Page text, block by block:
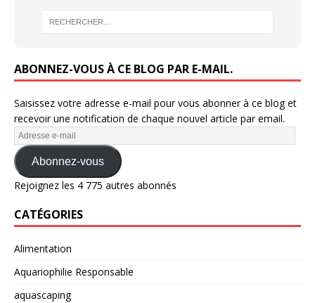
ABONNEZ-VOUS À CE BLOG PAR E-MAIL.
Saisissez votre adresse e-mail pour vous abonner à ce blog et
recevoir une notification de chaque nouvel article par email.
Abonnez-vous
Rejoignez les 4 775 autres abonnés
CATÉGORIES
Alimentation
Aquariophilie Responsable
aquascaping